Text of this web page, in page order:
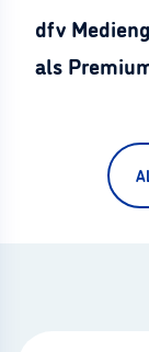
dfv
als